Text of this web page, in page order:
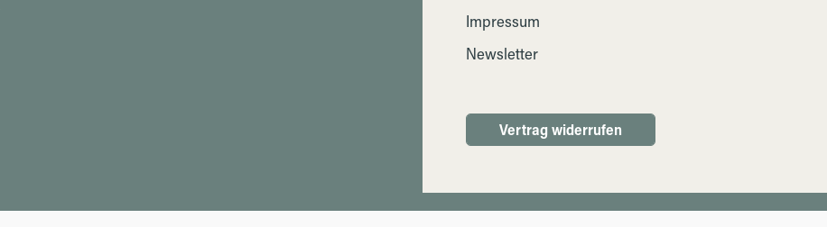
Impressum
Newsletter
Vertrag widerrufen